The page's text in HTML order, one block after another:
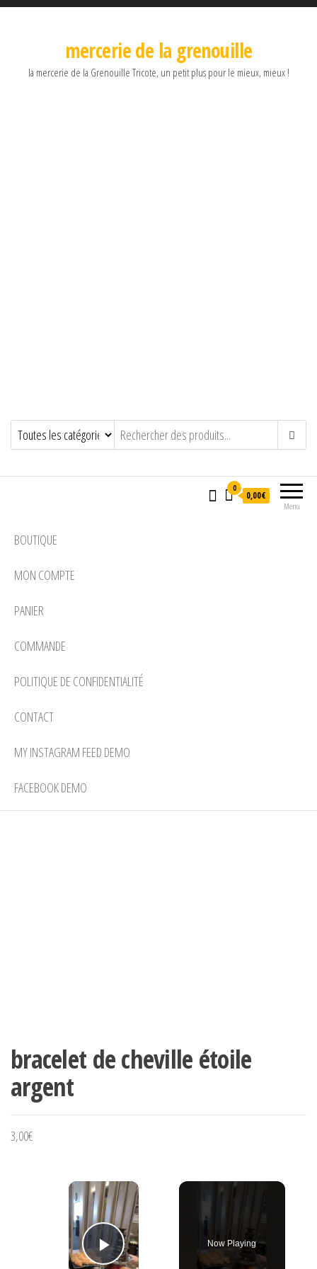
mercerie de la grenouille
la mercerie de la Grenouille Tricote, un petit plus pour le mieux, mieux !
Menu
0
0,00€
BOUTIQUE
MON COMPTE
PANIER
COMMANDE
POLITIQUE DE CONFIDENTIALITÉ
CONTACT
MY INSTAGRAM FEED DEMO
FACEBOOK DEMO
bracelet de cheville étoile
argent
3,00€
×
Now Playing